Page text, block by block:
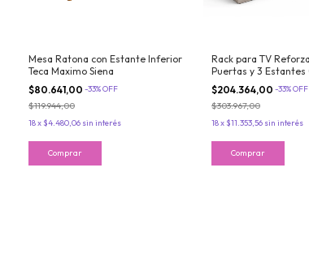
Mesa Ratona con Estante Inferior
Teca Maximo Siena
$80.641,00 -33%OFF
$119.944,00
18x $4.480,06 sin interés
Rack para TV
Puertas y 3 Estantes
Oregon Maximo Milan
$204.364,00 -33%OFF
$303.967,00
18x $11.353,56 sin interés